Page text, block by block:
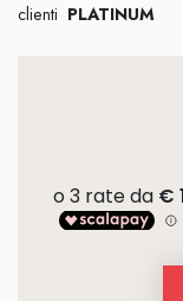
clienti PLATINUM